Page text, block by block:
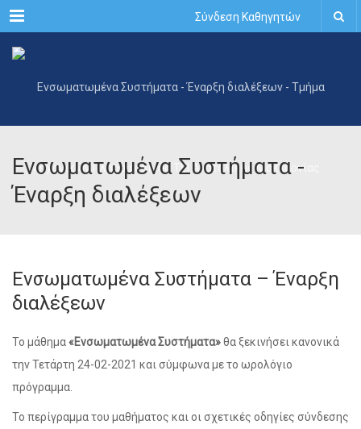
Menu Σύνδεση Καθηγητών
Ενσωματωμένα Συστήματα -
Έναρξη διαλέξεων
Ενσωματωμένα Συστήματα – Έναρξη
διαλέξεων
Το μάθημα«Ενσωματωμένα Συστήματα»θα ξεκινήσει κανονικά
την Τετάρτη 24-02-2021 και σύμφωνα με το ωρολόγιο
πρόγραμμα.
Το περίγραμμα του μαθήματος και οι σχετικές οδηγίες σύνδεσης